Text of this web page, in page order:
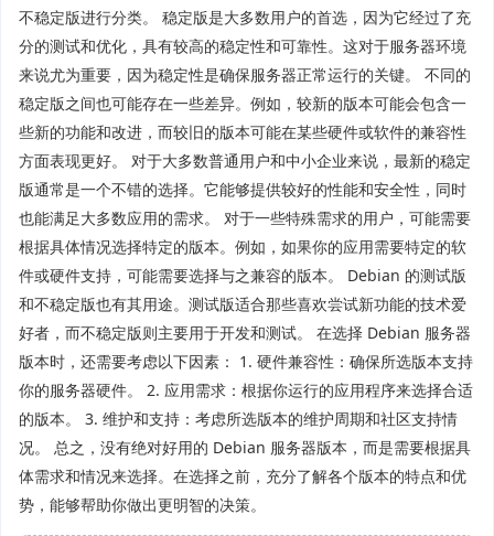
不稳定版进行分类。 稳定版是大多数用户的首选，因为它经过了充
分的测试和优化，具有较高的稳定性和可靠性。这对于服务器环境
来说尤为重要，因为稳定性是确保服务器正常运行的关键。 不同的
稳定版之间也可能存在一些差异。例如，较新的版本可能会包含一
些新的功能和改进，而较旧的版本可能在某些硬件或软件的兼容性
方面表现更好。 对于大多数普通用户和中小企业来说，最新的稳定
版通常是一个不错的选择。它能够提供较好的性能和安全性，同时
也能满足大多数应用的需求。 对于一些特殊需求的用户，可能需要
根据具体情况选择特定的版本。例如，如果你的应用需要特定的软
件或硬件支持，可能需要选择与之兼容的版本。 Debian 的测试版
和不稳定版也有其用途。测试版适合那些喜欢尝试新功能的技术爱
好者，而不稳定版则主要用于开发和测试。 在选择 Debian 服务器
版本时，还需要考虑以下因素： 1. 硬件兼容性：确保所选版本支持
你的服务器硬件。 2. 应用需求：根据你运行的应用程序来选择合适
的版本。 3. 维护和支持：考虑所选版本的维护周期和社区支持情
况。 总之，没有绝对好用的 Debian 服务器版本，而是需要根据具
体需求和情况来选择。在选择之前，充分了解各个版本的特点和优
势，能够帮助你做出更明智的决策。